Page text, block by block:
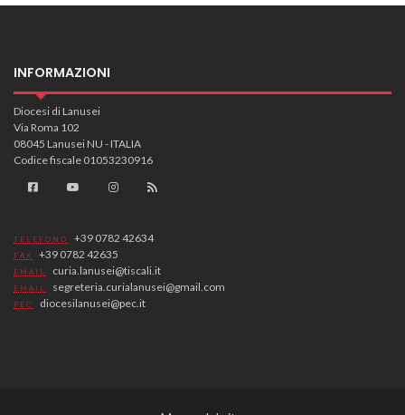
INFORMAZIONI
Diocesi di Lanusei
Via Roma 102
08045 Lanusei NU - ITALIA
Codice fiscale 01053230916
TELEFONO +39 0782 42634
FAX +39 0782 42635
EMAIL curia.lanusei@tiscali.it
EMAIL segreteria.curialanusei@gmail.com
PEC diocesilanusei@pec.it